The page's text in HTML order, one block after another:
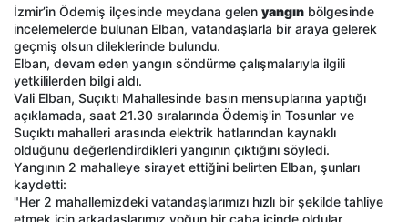
İzmir’in Ödemiş ilçesinde meydana gelen yangın bölgesinde
incelemelerde bulunan Elban, vatandaşlarla bir araya gelerek
geçmiş olsun dileklerinde bulundu.
Elban, devam eden yangın söndürme çalışmalarıyla ilgili
yetkililerden bilgi aldı.
Vali Elban, Suçıktı Mahallesinde basın mensuplarına yaptığı
açıklamada, saat 21.30 sıralarında Ödemiş'in Tosunlar ve
Suçıktı mahalleri arasında elektrik hatlarından kaynaklı
olduğunu değerlendirdikleri yangının çıktığını söyledi.
Yangının 2 mahalleye sirayet ettiğini belirten Elban, şunları
kaydetti:
"Her 2 mahallemizdeki vatandaşlarımızı hızlı bir şekilde tahliye
etmek için arkadaşlarımız yoğun bir çaba içinde oldular.